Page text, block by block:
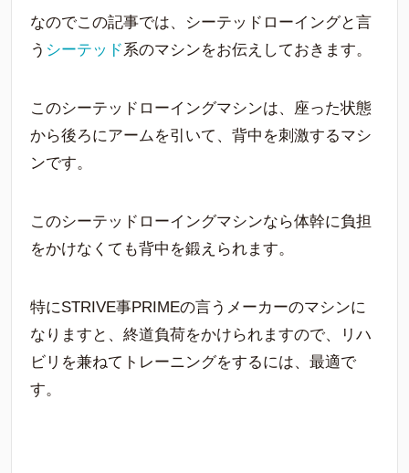
なのでこの記事では、シーテッドローイングと言
う シーテッド系のマシンをお伝えしておきます。
このシーテッドローイングマシンは、座った状態
から後ろにアームを引いて、背中を刺激するマシ
ンです。
このシーテッドローイングマシンなら体幹に負担
をかけなくても背中を鍛えられます。
特にSTRIVE事PRIMEの言うメーカーのマシンに
なりますと、終道負荷をかけられますので、リハ
ビリを兼ねてトレーニングをするには、最適で
す。